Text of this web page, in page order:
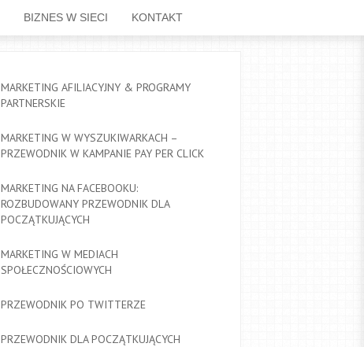
BIZNES W SIECI KONTAKT
MARKETING AFILIACYJNY & PROGRAMY
PARTNERSKIE
MARKETING W WYSZUKIWARKACH –
PRZEWODNIK W KAMPANIE PAY PER CLICK
MARKETING NA FACEBOOKU:
ROZBUDOWANY PRZEWODNIK DLA
POCZĄTKUJĄCYCH
MARKETING W MEDIACH
SPOŁECZNOŚCIOWYCH
PRZEWODNIK PO TWITTERZE
PRZEWODNIK DLA POCZĄTKUJĄCYCH